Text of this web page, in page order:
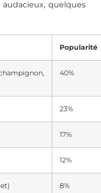
quelques
Popularité
40%
23%
17%
12%
8%